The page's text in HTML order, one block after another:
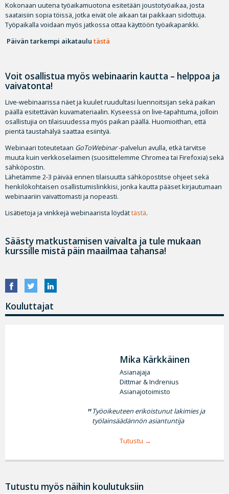
Kokonaan uutena työaikamuotona esitetään joustotyöaikaa, josta
saataisiin sopia töissä, jotka eivät ole aikaan tai paikkaan sidottuja.
Työpaikalla voidaan myös jatkossa ottaa käyttöön työaikapankki.
Päivän tarkempi aikataulu tästä
Voit osallistua myös webinaarin kautta – helppoa ja
vaivatonta!
Live-webinaarissa näet ja kuulet ruudultasi luennoitsijan sekä paikan
päällä esitettävän kuvamateriaalin. Kyseessä on live-tapahtuma, jolloin
osallistujia on tilaisuudessa myös paikan päällä. Huomioithan, että
pientä taustahälyä saattaa esiintyä.
Webinaari toteutetaan GoToWebinar-palvelun avulla, etkä tarvitse
muuta kuin verkkoselaimen (suosittelemme Chromea tai Firefoxia) sekä
sähköpostin.
Lähetämme 2-3 päivää ennen tilaisuutta sähköpostitse ohjeet sekä
henkilökohtaisen osallistumislinkkisi, jonka kautta pääset kirjautumaan
webinaariin vaivattomasti ja nopeasti.
Lisätietoja ja vinkkejä webinaarista löydättästä.
Säästy matkustamisen vaivalta ja tule mukaan
kurssille mistä päin maailmaa tahansa!
Kouluttajat
Mika Kärkkäinen
Asianajaja
Dittmar & Indrenius
Asianajotoimisto
Työoikeuteen erikoistunut lakimies ja
työlainsäädännön asiantuntija
Tutustu
Tutustu myös näihin koulutuksiin